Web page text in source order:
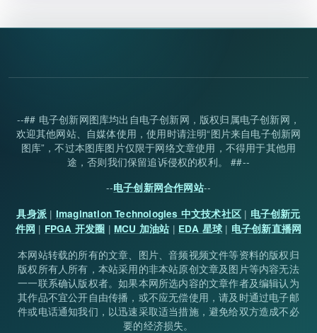
--## 电子创新网图库均出自电子创新网，版权归属电子创新网，
欢迎其他网站、自媒体使用，使用时请注明“图片来自电子创新网
图库”，不过本图库图片仅限于网络文章使用，不得用于其他用
途，否则我们保留追诉侵权的权利。 ##--
--电子创新网合作网站--
具身派 | Imagination Technologies 中文技术社区| 电子创新元
件网 | FPGA 开发圈 | MCU 加油站 | EDA 星球 | 电子创新直播网
本网站转载的所有的文章、图片、音频视频文件等资料的版权归
版权所有人所有，本站采用的非本站原创文章及图片等内容无法
一一联系确认版权者。如果本网所选内容的文章作者及编辑认为
其作品不宜公开自由传播，或不应无偿使用，请及时通过电子邮
件或电话通知我们，以迅速采取适当措施，避免给双方造成不必
要的经济损失。